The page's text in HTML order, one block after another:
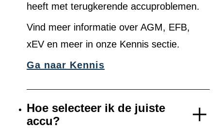
heeft met terugkerende accuproblemen.
Vind meer informatie over AGM, EFB,
xEV en meer in onze Kennis sectie.
Ga naar Kennis
Hoe selecteer ik de juiste
accu?